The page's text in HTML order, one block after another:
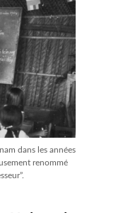
dans les années
renommé